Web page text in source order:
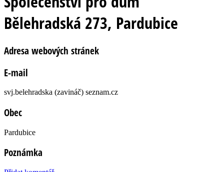
Bělehradská 273, Pardubice
Adresa webových stránek
E-mail
svj.belehradska (zavináč) seznam.cz
Obec
Pardubice
Poznámka